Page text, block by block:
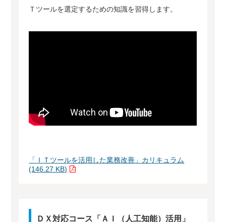
Ｔツールを選定するための知識を習得します。
「ＩＴツールを活用した業務改善」カリキュラム
(146.27 KB)
ＤＸ対応コース「ＡＩ（人工知能）活用」